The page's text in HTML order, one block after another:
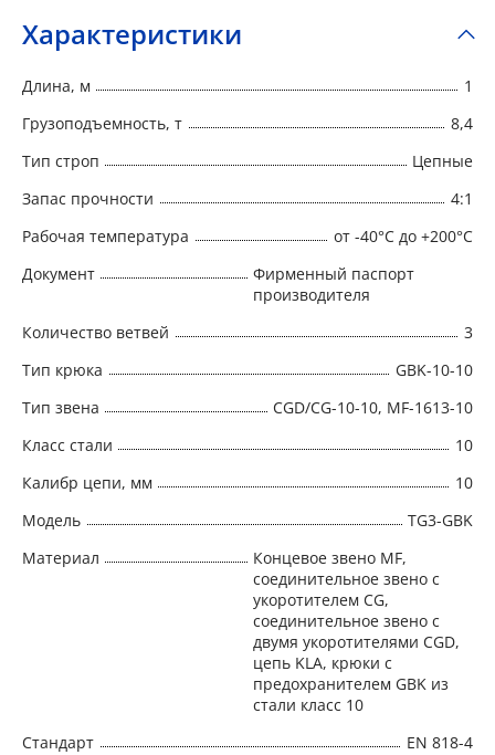
Характеристики
Длина, м
1
Грузоподъемность, т
8,4
Тип строп
Цепные
Запас прочности
4:1
Рабочая температура
от -40°C до +200°C
Документ
Фирменный паспорт
производителя
Количество ветвей
3
Тип крюка
GBK-10-10
Тип звена
CGD/CG-10-10, MF-1613-10
Класс стали
10
Калибр цепи, мм
10
Модель
TG3-GBK
Материал
Концевое звено MF,
соединительное звено с
укоротителем CG,
соединительное звено с
двумя укоротителями CGD,
цепь KLA, крюки с
предохранителем GBK из
стали класс 10
Стандарт
EN 818-4